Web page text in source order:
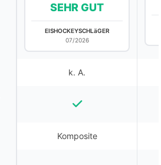
SEHR GUT
EISHOCKEYSCHLäGER
07/2026
k. A.
Komposite